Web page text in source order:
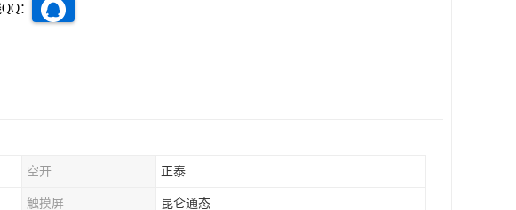
：
空开 正泰
触摸屏 昆仑通态